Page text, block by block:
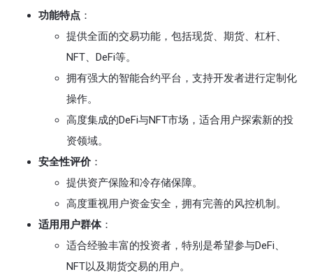
功能特点 ：
提供全面的交易功能，包括现货、期货、杠杆、
NFT、DeFi等。
拥有强大的智能合约平台，支持开发者进行定制化
操作。
高度集成的DeFi与NFT市场，适合用户探索新的投
资领域。
安全性评价 ：
提供资产保险和冷存储保障。
高度重视用户资金安全，拥有完善的风控机制。
适用用户群体：
适合经验丰富的投资者，特别是希望参与DeFi、
NFT以及期货交易的用户。